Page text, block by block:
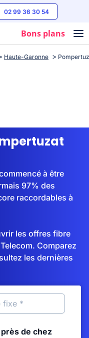
02 99 36 30 54
Bons plans
Haute-Garonne
à être
97% des
raccordables à
les offres fibre
Comparez
les dernières
de chez